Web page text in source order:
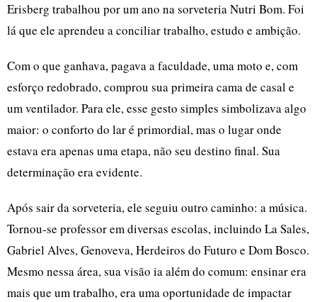
Erisberg trabalhou por um ano na sorveteria Nutri Bom. Foi
lá que ele aprendeu a conciliar trabalho, estudo e ambição.
Com o que ganhava, pagava a faculdade, uma moto e, com
esforço redobrado, comprou sua primeira cama de casal e
um ventilador. Para ele, esse gesto simples simbolizava algo
maior: o conforto do lar é primordial, mas o lugar onde
estava era apenas uma etapa, não seu destino final. Sua
determinação era evidente.
Após sair da sorveteria, ele seguiu outro caminho: a música.
Tornou-se professor em diversas escolas, incluindo La Sales,
Gabriel Alves, Genoveva, Herdeiros do Futuro e Dom Bosco.
Mesmo nessa área, sua visão ia além do comum: ensinar era
mais que um trabalho, era uma oportunidade de impactar